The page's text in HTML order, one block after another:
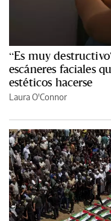
“Es muy
escáneres faciales
estéticos hacerse
Laura O'Connor